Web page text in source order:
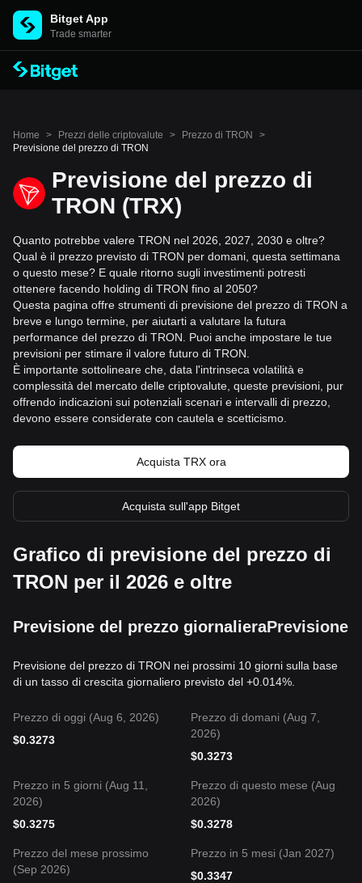
Bitget App
Trade smarter
Home > Prezzi delle criptovalute > Prezzo di TRON
>
Previsione del prezzo di TRON
Previsione del prezzo di
TRON (TRX)
Quanto potrebbe valere TRON nel 2026, 2027, 2030 e oltre?
Qual è il prezzo previsto di TRON per domani, questa settimana
o questo mese? E quale ritorno sugli investimenti potresti
ottenere facendo holding di TRON fino al 2050?
Questa pagina offre strumenti di previsione del prezzo di TRON a
breve e lungo termine, per aiutarti a valutare la futura
performance del prezzo di TRON. Puoi anche impostare le tue
previsioni per stimare il valore futuro di TRON.
È importante sottolineare che, data l'intrinseca volatilità e
complessità del mercato delle criptovalute, queste previsioni, pur
offrendo indicazioni sui potenziali scenari e intervalli di prezzo,
devono essere considerate con cautela e scetticismo.
Acquista TRX ora
Acquista sull'app Bitget
Grafico di previsione del prezzo di
TRON per il 2026 e oltre
Previsione del prezzo giornalieraPrevisione
Previsione del prezzo di TRON nei prossimi 10 giorni sulla base
di un tasso di crescita giornaliero previsto del +0.014%.
Prezzo di oggi (Aug 6, 2026)
$0.3273
Prezzo di domani (Aug 7,
2026)
$0.3273
Prezzo in 5 giorni (Aug 11,
2026)
$0.3275
Prezzo di questo mese (Aug
2026)
$0.3278
Prezzo del mese prossimo
(Sep 2026)
Prezzo in 5 mesi (Jan 2027)
$0.3347